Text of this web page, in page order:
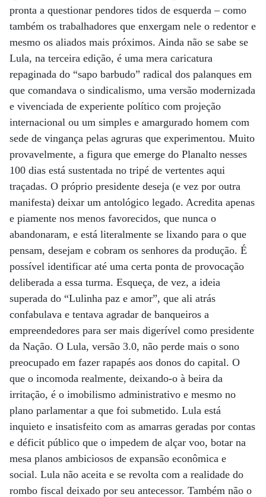
pronta a questionar pendores tidos de esquerda – como
também os trabalhadores que enxergam nele o redentor e
mesmo os aliados mais próximos. Ainda não se sabe se
Lula, na terceira edição, é uma mera caricatura
repaginada do “sapo barbudo” radical dos palanques em
que comandava o sindicalismo, uma versão modernizada
e vivenciada de experiente político com projeção
internacional ou um simples e amargurado homem com
sede de vingança pelas agruras que experimentou. Muito
provavelmente, a figura que emerge do Planalto nesses
100 dias está sustentada no tripé de vertentes aqui
traçadas. O próprio presidente deseja (e vez por outra
manifesta) deixar um antológico legado. Acredita apenas
e piamente nos menos favorecidos, que nunca o
abandonaram, e está literalmente se lixando para o que
pensam, desejam e cobram os senhores da produção. É
possível identificar até uma certa ponta de provocação
deliberada a essa turma. Esqueça, de vez, a ideia
superada do “Lulinha paz e amor”, que ali atrás
confabulava e tentava agradar de banqueiros a
empreendedores para ser mais digerível como presidente
da Nação. O Lula, versão 3.0, não perde mais o sono
preocupado em fazer rapapés aos donos do capital. O
que o incomoda realmente, deixando-o à beira da
irritação, é o imobilismo administrativo e mesmo no
plano parlamentar a que foi submetido. Lula está
inquieto e insatisfeito com as amarras geradas por contas
e déficit público que o impedem de alçar voo, botar na
mesa planos ambiciosos de expansão econômica e
social. Lula não aceita e se revolta com a realidade do
rombo fiscal deixado por seu antecessor. Também não o